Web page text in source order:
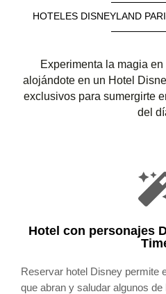
HOTELES DISNEYLAND
Experimenta la magia
alojándote en un Hotel
exclusivos para sumergirte
del
Hotel con personajes
Reservar hotel Disney permite
que abran y saludar algunos